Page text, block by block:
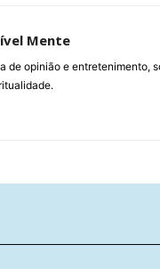
Mente
de opinião e entretenimento,